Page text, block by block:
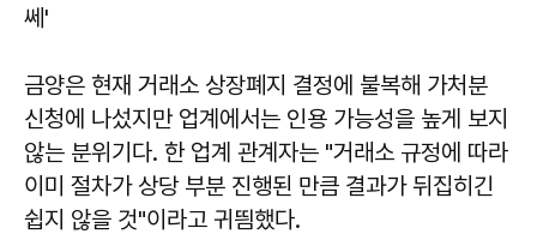
쎄'
금양은 현재 거래소 상장폐지 결정에 불복해 가처분
신청에 나섰지만 업계에서는 인용 가능성을 높게 보지
않는 분위기다. 한 업계 관계자는 "거래소 규정에 따라
이미 절차가 상당 부분 진행된 만큼 결과가 뒤집히긴
쉽지 않을 것"이라고 귀띔했다.